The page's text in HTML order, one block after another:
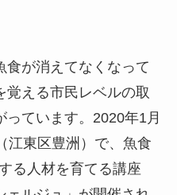
が消えてなくなって
える市民レベルの取
っています。2020年1月
江東区豊洲）で、魚食
る人材を育てる講座